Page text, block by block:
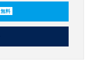
無料